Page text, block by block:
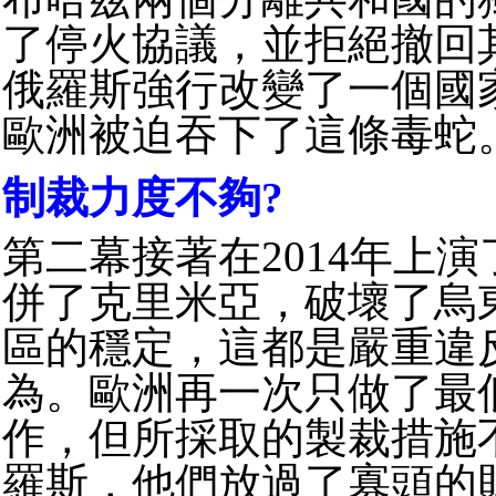
了停火協議，並拒絕撤回
俄羅斯強行改變了一個國
歐洲被迫吞下了這條毒蛇
制裁力度不夠?
第二幕接著在2014年上
併了克里米亞，破壞了烏
區的穩定，這都是嚴重違
為。 歐洲再一次只做了最
作，但所採取的製裁措施
羅斯，他們放過了寡頭的